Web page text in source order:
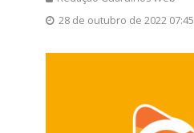
28 de outubro de 2022 07:45